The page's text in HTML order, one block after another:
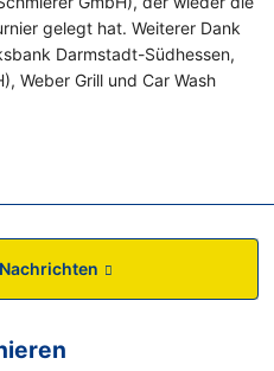
gelegt hat. Weiterer Dank
Darmstadt-Südhessen,
Weber Grill und Car Wash